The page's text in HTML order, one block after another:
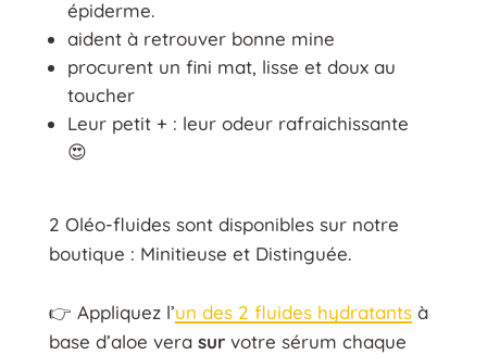
épiderme.
aident à retrouver bonne mine
procurent un fini mat, lisse et doux au
toucher
Leur petit + : leur odeur rafraichissante
😍️
2 Oléo-fluides sont disponibles sur notre
boutique : Minitieuse et Distinguée.
👉 Appliquez l’un des 2 fluides hydratantsà
base d’aloe vera survotre sérum chaque